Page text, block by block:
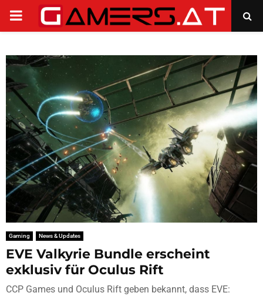
PRIMARY
Gaming News & Updates
EVE Valkyrie Bundle erscheint
exklusiv für Oculus Rift
CCP Games und Oculus Rift geben bekannt, dass EVE: